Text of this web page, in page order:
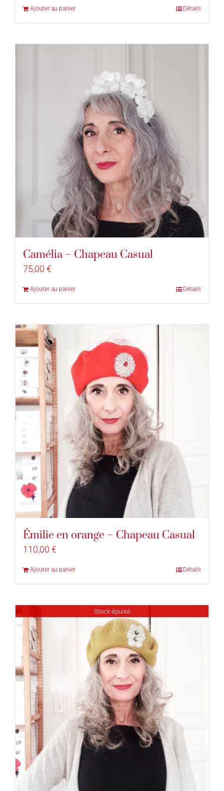
Ajouter au panier Détails
Camélia – Chapeau Casual
75,00 €
Ajouter au panier Détails
Émilie en orange – Chapeau Casual
110,00 €
Ajouter au panier Détails
Stock épuisé